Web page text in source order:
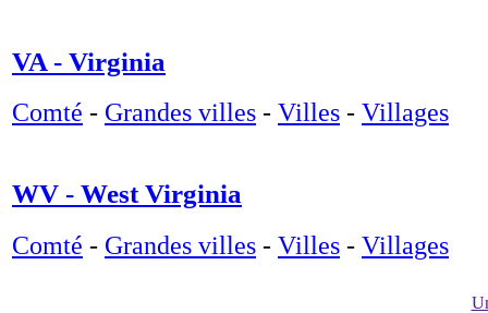
VA - Virginia
Comté - Grandes villes - Villes - Villages
WV - West Virginia
Comté - Grandes villes - Villes - Villages